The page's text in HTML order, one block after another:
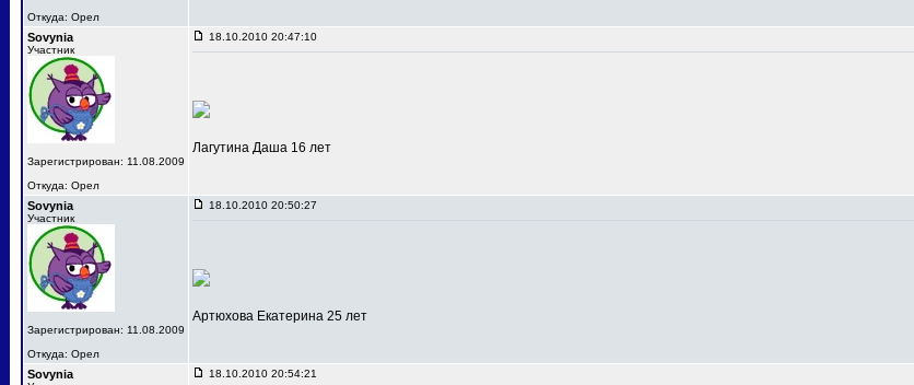
Откуда: Орел
Sovynia
Участник
Зарегистрирован: 11.08.2009
Откуда: Орел
18.10.2010 20:47:10
Лагутина Даша 16 лет
Sovynia
Участник
Зарегистрирован: 11.08.2009
Откуда: Орел
18.10.2010 20:50:27
Артюхова Екатерина 25 лет
Sovynia 18.10.2010 20:54:21